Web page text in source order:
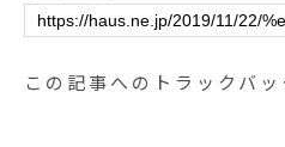
根カフ
アイテ
保冷
この記事へのトラックバッ